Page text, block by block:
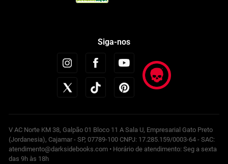
Siga-nos
V AC Norte KM 38, Galpão 01 Bloco 11 A Sala U, Empresarial Gato Preto
(Jordanesia), Cajamar - SP, 07789-100 CNPJ: 17.285.159/0003-64 - SAC:
atendimento@darksidebooks.com • Horário de atendimento: Seg a sexta
das 9h às 18h